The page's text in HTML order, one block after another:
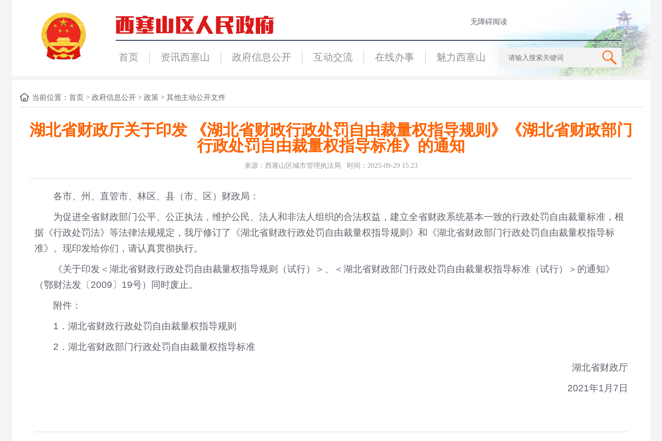
无障碍阅读
首页 资讯西塞山 政府信息公开 互动交流 在线办事 魅力西塞山
当前位置： 首页> 政府信息公开> 政策> 其他主动公开文件
湖北省财政厅关于印发 《湖北省财政行政处罚自由裁量权指导规则》《湖北省财政部门
行政处罚自由裁量权指导标准》的通知
来源：西塞山区城市管理执法局 时间：2025-09-29 15:23
各市、州、直管市、林区、县（市、区）财政局：
为促进全省财政部门公平、公正执法，维护公民、法人和非法人组织的合法权益，建立全省财政系统基本一致的行政处罚自由裁量标准，根
据《行政处罚法》等法律法规规定，我厅修订了《湖北省财政行政处罚自由裁量权指导规则》和《湖北省财政部门行政处罚自由裁量权指导标
准》。现印发给你们，请认真贯彻执行。
《关于印发＜湖北省财政行政处罚自由裁量权指导规则（试行）＞、＜湖北省财政部门行政处罚自由裁量权指导标准（试行）＞的通知》
（鄂财法发〔2009〕19号）同时废止。
附件：
1．湖北省财政行政处罚自由裁量权指导规则
2．湖北省财政部门行政处罚自由裁量权指导标准
湖北省财政厅
2021年1月7日